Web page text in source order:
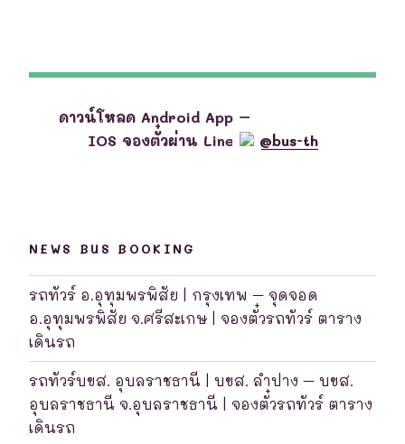
ดาวน์โหลด Android App –
IOS จองตั๋วผ่าน Line
@bus-th
NEWS BUS BOOKING
รถทัวร์ อ.อุทุมพรพิสัย | กรุงเทพ – จุดจอด
อ.อุทุมพรพิสัย จ.ศรีสะเกษ | จองตั๋วรถทัวร์ ตาราง
เดินรถ
รถทัวร์บขส. อุบลราชธานี | บขส. ลำปาง – บขส.
อุบลราชธานี จ.อุบลราชธานี | จองตั๋วรถทัวร์ ตาราง
เดินรถ